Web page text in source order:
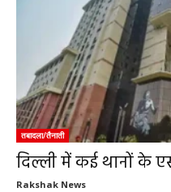
तबादला/तैनाती
दिल्ली में कई थानों के
Rakshak News